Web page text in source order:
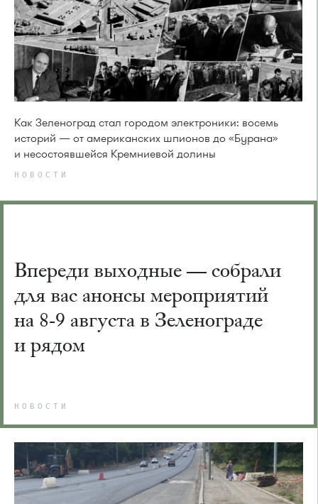
Как Зеленоград стал городом электроники: восемь
историй — от американских шпионов до «Бурана»
и несостоявшейся Кремниевой долины
НОВОСТИ
Впереди выходные — собрали
для вас анонсы мероприятий
на 8-9 августа в Зеленограде
и рядом
НОВОСТИ